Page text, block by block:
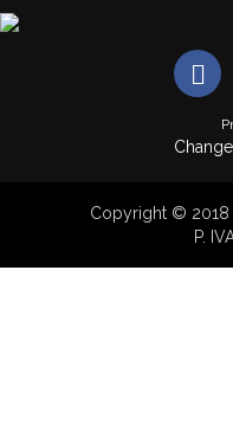
Copyright © 2018
P.